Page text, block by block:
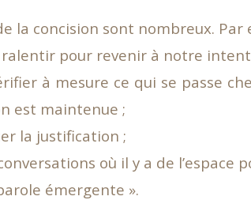
la concision sont nombreux.
pour revenir à notre
à mesure ce qui se passe
est maintenue ;
la justification ;
où il y a de l’espace
émergente ».